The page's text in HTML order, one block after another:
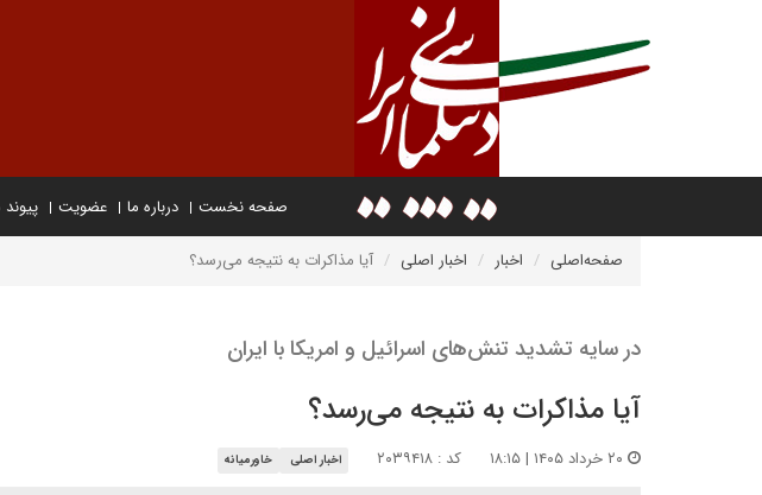
صفحه نخست درباره ما عضویت
صفحه‌اصلی اخبار اخبار اصلی آیا مذاکرات به نتیجه می‌رسد؟
در سایه تشدید تنش‌های اسرائیل و امریکا با ایران
آیا مذاکرات به نتیجه می‌رسد؟
کد : ۲۰۳۹۴۱۸ اخبار اصلی خاورمیانه